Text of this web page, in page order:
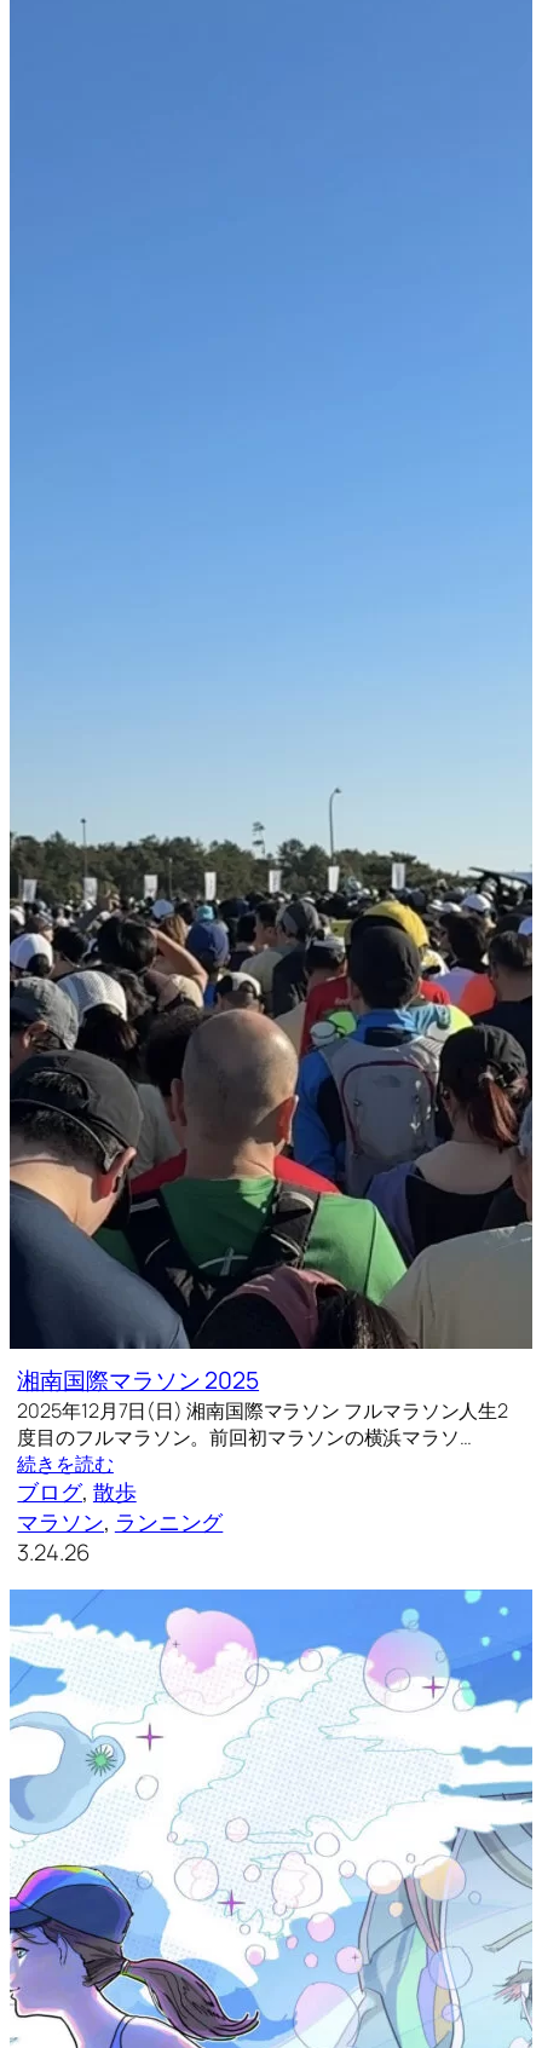
湘南国際マラソン 2025
2025年12月7日(日) 湘南国際マラソン フルマラソン人生2
度目のフルマラソン。前回初マラソンの横浜マラソ…
続きを読む
ブログ, 散歩
マラソン, ランニング
3.24.26